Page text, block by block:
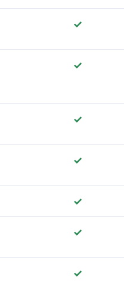
✓
✓
✓
✓
✓
✓
✓